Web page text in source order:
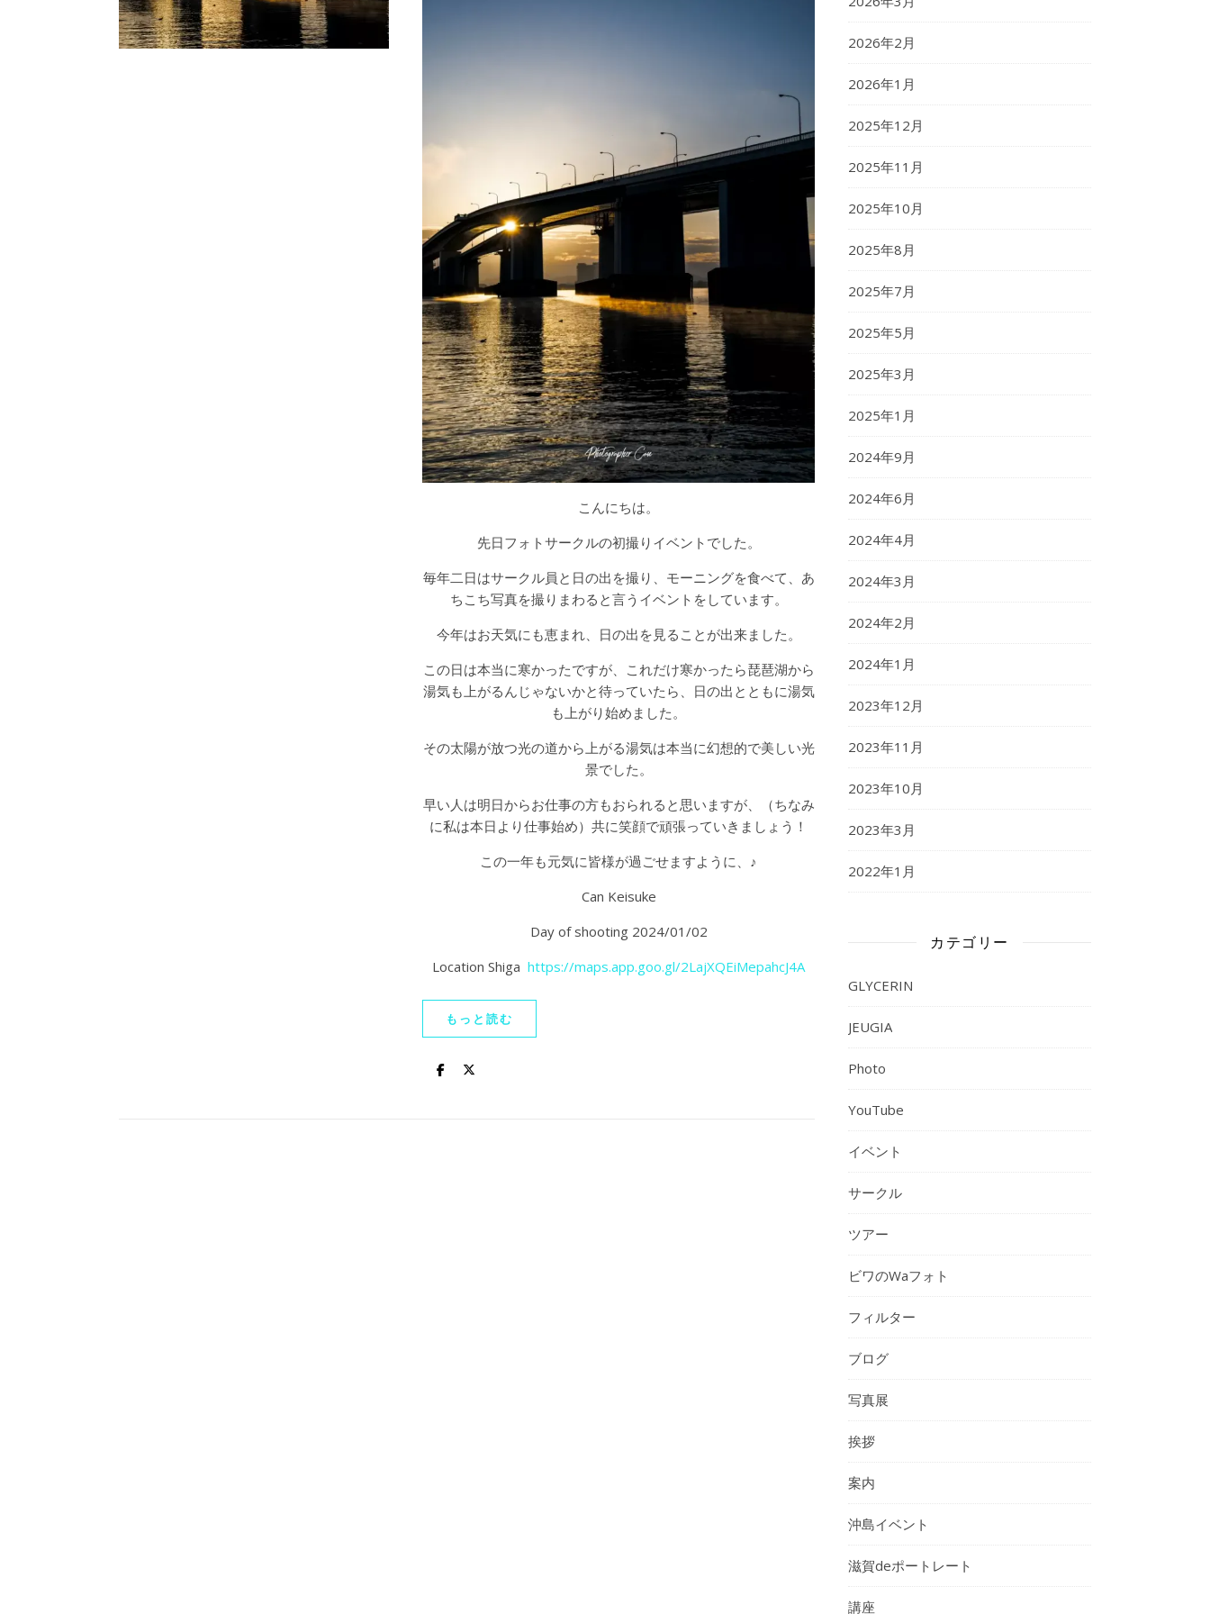
こんにちは。
先日フォトサークルの初撮りイベントでした。
毎年二日はサークル員と日の出を撮り、モーニングを食べて、あ
ちこち写真を撮りまわると言うイベントをしています。
今年はお天気にも恵まれ、日の出を見ることが出来ました。
この日は本当に寒かったですが、これだけ寒かったら琵琶湖から
湯気も上がるんじゃないかと待っていたら、日の出とともに湯気
も上がり始めました。
その太陽が放つ光の道から上がる湯気は本当に幻想的で美しい光
景でした。
早い人は明日からお仕事の方もおられると思いますが、（ちなみ
に私は本日より仕事始め）共に笑顔で頑張っていきましょう！
この一年も元気に皆様が過ごせますように、♪
Can Keisuke
Day of shooting 2024/01/02
Location Shiga https://maps.app.goo.gl/2LajXQEiMepahcJ4A
もっと読む
2026年2月
2026年1月
2025年12月
2025年11月
2025年10月
2025年8月
2025年7月
2025年5月
2025年3月
2025年1月
2024年9月
2024年6月
2024年4月
2024年3月
2024年2月
2024年1月
2023年12月
2023年11月
2023年10月
2023年3月
2022年1月
カテゴリー
GLYCERIN
JEUGIA
Photo
YouTube
イベント
サークル
ツアー
ビワのWaフォト
フィルター
ブログ
写真展
挨拶
案内
沖島イベント
滋賀deポートレート
講座